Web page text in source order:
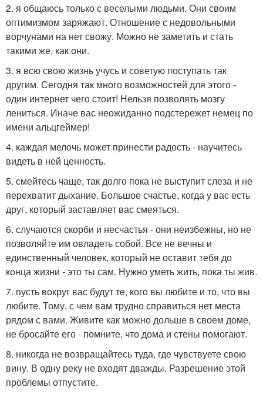
2. я общаюсь только с веселыми людьми. Они своим
оптимизмом заряжают. Отношение с недовольными
ворчунами на нет свожу. Можно не заметить и стать
такими же, как они.
3. я всю свою жизнь учусь и советую поступать так
другим. Сегодня так много возможностей для этого -
один интернет чего стоит! Нельзя позволять мозгу
лениться. Иначе вас неожиданно подстережет немец по
имени альцгеймер!
4. каждая мелочь может принести радость - научитесь
видеть в ней ценность.
5. смейтесь чаще, так долго пока не выступит слеза и не
перехватит дыхание. Большое счастье, когда у вас есть
друг, который заставляет вас смеяться.
6. случаются скорби и несчастья - они неизбежны, но не
позволяйте им овладеть собой. Все не вечны и
единственный человек, который не оставит тебя до
конца жизни - это ты сам. Нужно уметь жить, пока ты жив.
7. пусть вокруг вас будут те, кого вы любите и то, что вы
любите. Тому, с чем вам трудно справиться нет места
рядом с вами. Живите как можно дольше в своем доме,
не бросайте его - помните, что дома и стены помогают.
8. никогда не возвращайтесь туда, где чувствуете свою
вину. В одну реку не входят дважды. Разрешение этой
проблемы отпустите.